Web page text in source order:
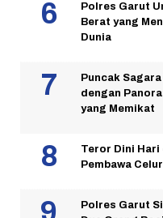
Polres Garut
Berat yang
Dunia
Puncak
dengan
yang Memikat
Teror Dini Hari
Pembawa
Polres Garut